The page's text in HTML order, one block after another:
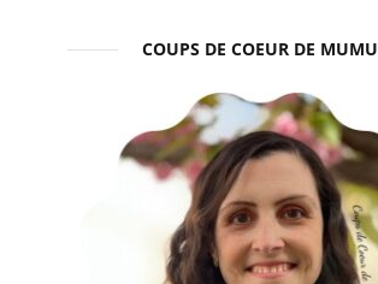
COUPS DE COEUR DE MUMU